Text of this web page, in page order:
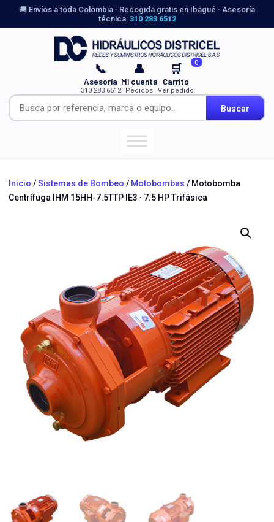
🚚 Envíos a toda Colombia · Recogida gratis en Ibagué · Asesoría
técnica: 310 283 6512
Buscar
📞
Asesoría
310 283 6512
👤
Mi cuenta
Pedidos
🛒 0
Carrito
Ver pedido
Inicio /Sistemas de Bombeo / Motobombas / Motobomba
Centrífuga IHM 15HH-7.5TTP IE3 · 7.5 HP Trifásica